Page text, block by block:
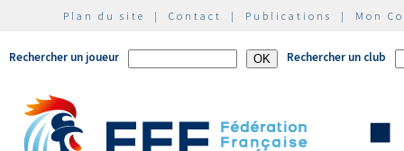
Plan du site | Contact | Publications | Mon
Rechercher un joueur Rechercher un club